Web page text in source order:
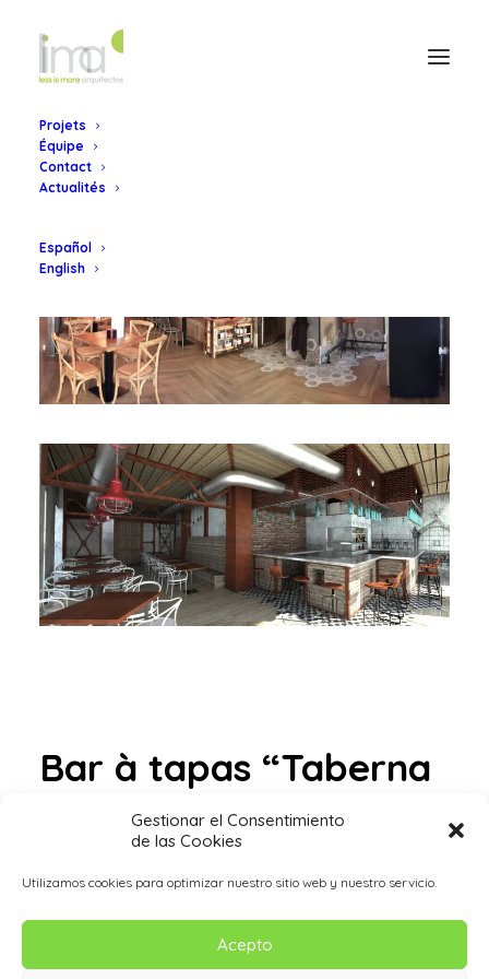
Gestionar el Consentimiento
de las Cookies
Utilizamos cookies para optimizar nuestro sitio web y nuestro servicio.
Acepto
Projets
Équipe
Contact
Actualités
Español
English
Bar à tapas “Taberna
Nuestra Tierra”,
Almería. 2016